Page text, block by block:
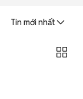
Tin mới nhất